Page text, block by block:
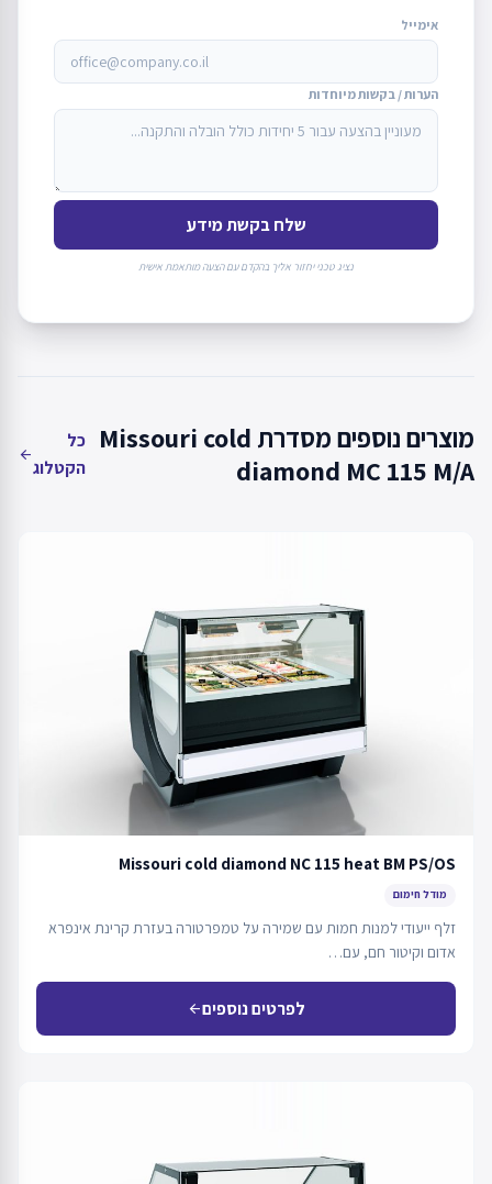
אימייל
הערות / בקשות מיוחדות
שלח בקשת מידע
נציג טכני יחזור אליך בהקדם עם הצעה מותאמת אישית
מוצרים נוספים מסדרת Missouri cold
diamond MC 115 M/A
כל
הקטלוג
arrow_back
Missouri cold diamond NC 115 heat BM PS/OS
מודל חימום
זלף ייעודי למנות חמות עם שמירה על טמפרטורה בעזרת קרינת אינפרא
אדום וקיטור חם, עם…
לפרטים נוספיםarrow_back